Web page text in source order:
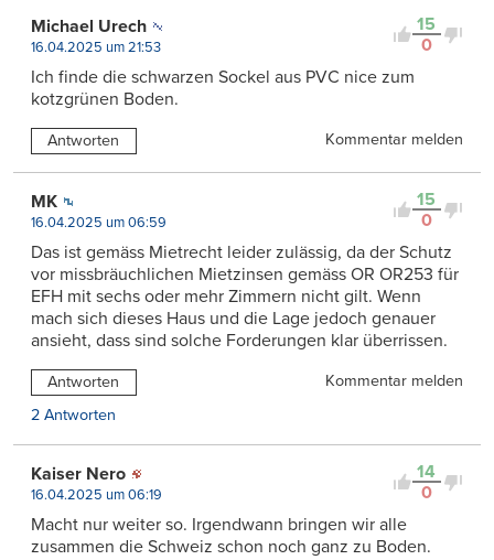
15
0
Michael Urech
16.04.2025 um 21:53
Ich finde die schwarzen Sockel aus PVC nice zum
kotzgrünen Boden.
Antworten Kommentar melden
15
0
MK
16.04.2025 um 06:59
Das ist gemäss Mietrecht leider zulässig, da der Schutz
vor missbräuchlichen Mietzinsen gemäss OR OR253 für
EFH mit sechs oder mehr Zimmern nicht gilt. Wenn
mach sich dieses Haus und die Lage jedoch genauer
ansieht, dass sind solche Forderungen klar überrissen.
Antworten
Kommentar melden
2 Antworten
14
0
Kaiser Nero
16.04.2025 um 06:19
Macht nur weiter so. Irgendwann bringen wir alle
zusammen die Schweiz schon noch ganz zu Boden.